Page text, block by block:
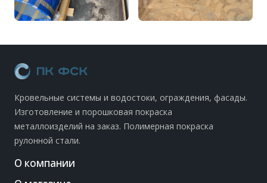
Кровельные системы и водостоки, ограждения, фасады.
Изготовление и порошковая покраска
металлоизделий на заказ. Полимерная покраска
рулонной стали.
О компании